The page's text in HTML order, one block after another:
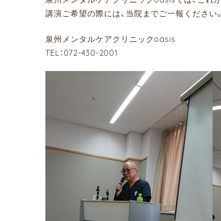
講演ご希望の際には、当院までご一報ください
泉州メンタルケアクリニックoasis
TEL：072-430-2001